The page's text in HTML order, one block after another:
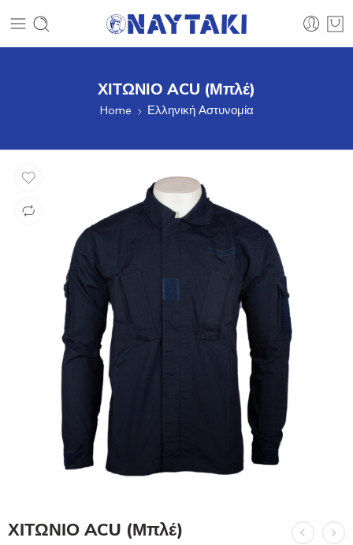
ΧΙΤΩΝΙΟ ACU (Μπλέ)
Home Ελληνική Αστυνομία
ΧΙΤΩΝΙΟ ACU (Μπλέ)